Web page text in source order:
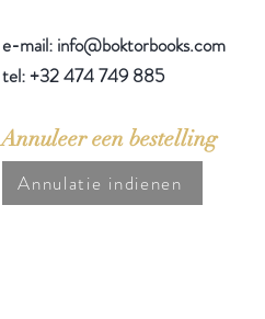
e-mail: info@boktorbooks.com
tel: +32 474 749 885
Annuleer een bestelling
Annulatie indienen